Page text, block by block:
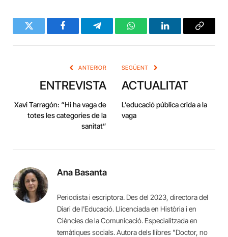
Twitter FacebookTelegramWhatsAppLinkedInCopy
ANTERIOR
ENTREVISTA
Xavi Tarragón: “Hi ha vaga de
totes les categories de la
sanitat”
SEGÜENT
ACTUALITAT
L’educació pública crida a la
vaga
Ana Basanta
Periodista i escriptora. Des del 2023, directora del
Diari de l'Educació. Llicenciada en Història i en
Ciències de la Comunicació. Especialitzada en
temàtiques socials. Autora dels llibres "Doctor, no